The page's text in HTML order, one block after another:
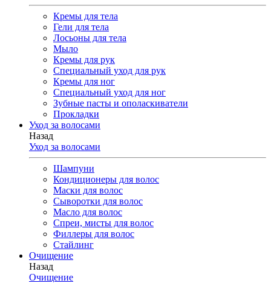
Кремы для тела
Гели для тела
Лосьоны для тела
Мыло
Кремы для рук
Специальный уход для рук
Кремы для ног
Специальный уход для ног
Зубные пасты и ополаскиватели
Прокладки
Уход за волосами
Назад
Уход за волосами
Шампуни
Кондиционеры для волос
Маски для волос
Сыворотки для волос
Масло для волос
Спреи, мисты для волос
Филлеры для волос
Стайлинг
Очищение
Назад
Очищение